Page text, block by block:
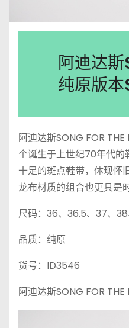
阿迪达
纯原版
阿迪达斯SONG FOR
个诞生于上世纪70年代的
十足的斑点鞋带，体现怀
龙布材质的组合也更具是
尺码：36、36.5、37、
品质：纯原
货号：ID3546
阿迪达斯SONG FOR